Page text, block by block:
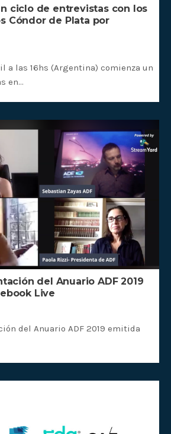
ciclo de entrevistas con los
Cóndor de Plata por
a las 16hs (Argentina) comienza un
en…
del Anuario ADF 2019
Live
del Anuario ADF 2019 emitida